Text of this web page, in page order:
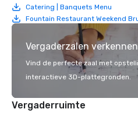
Catering | Banquets Menu
Fountain Restaurant Weekend
Vergaderzalen verkennen
Vind de perfecte zaal met
interactieve 3D-plattegronden.
Vergaderruimte